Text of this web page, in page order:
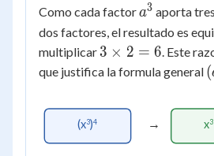
\times
a^{3} =
a^{3+3} =
a^{6}
Como cada factora^{3}
a3 aporta
dos factores, el resultado es
multiplicar 3
\times
3 × 2 = 6. Este
que justifica la formula general (
(x3)4 → x